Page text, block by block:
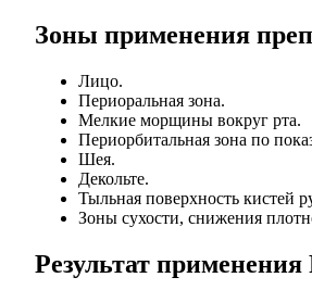
Зоны применения
Лицо.
Периоральная зона.
Мелкие морщины вокруг рта.
Периорбитальная зона по
Шея.
Декольте.
Тыльная поверхность кистей
Зоны сухости, снижения
Результат